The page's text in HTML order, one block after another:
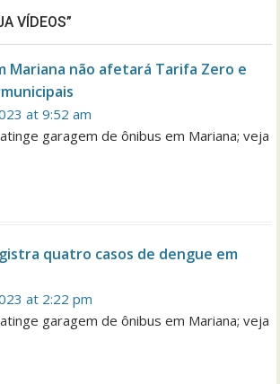
VÍDEOS”
Mariana não afetará Tarifa Zero e
at 9:52 am
garagem de ônibus em Mariana; veja
quatro casos de dengue em
at 2:22 pm
garagem de ônibus em Mariana; veja